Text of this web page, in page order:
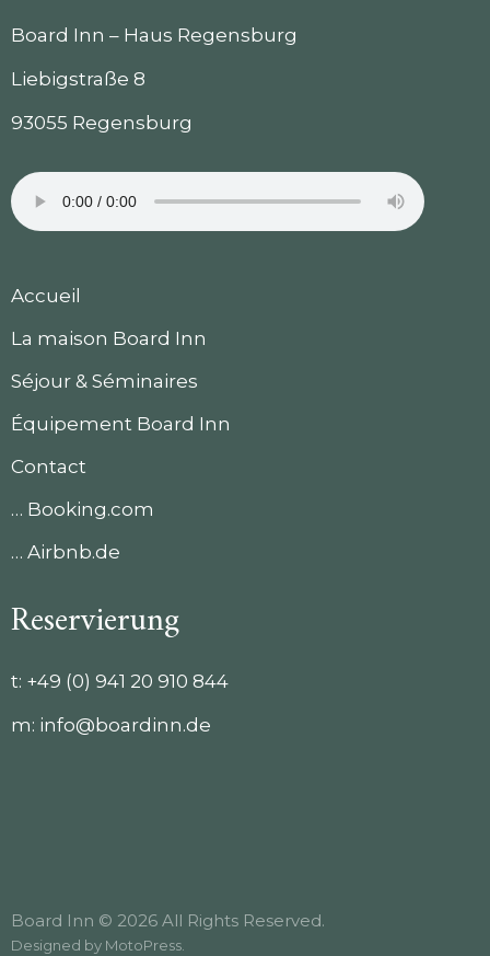
Board Inn – Haus Regensburg
Liebigstraße 8
93055 Regensburg
Accueil
La maison Board Inn
Séjour & Séminaires
Équipement Board Inn
Contact
… Booking.com
… Airbnb.de
Reservierung
t: +49 (0) 941 20 910 844
m: info@boardinn.de
Board Inn © 2026 All Rights Reserved.
Designed by MotoPress